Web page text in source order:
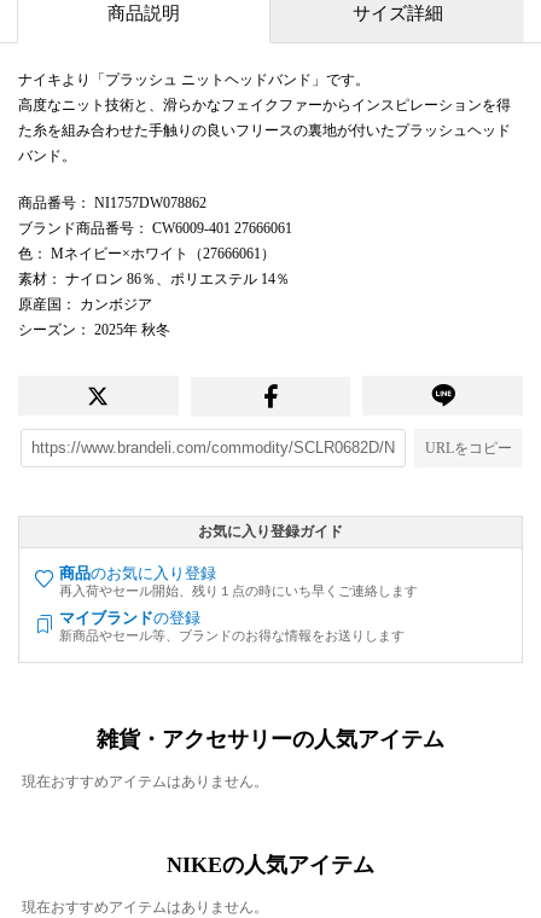
商品説明 サイズ詳細
ナイキより「プラッシュ ニットヘッドバンド」です。
高度なニット技術と、滑らかなフェイクファーからインスピレーションを得
た糸を組み合わせた手触りの良いフリースの裏地が付いたプラッシュヘッド
バンド。
商品番号 ： NI1757DW078862
ブランド商品番号 ： CW6009-401 27666061
色 ： Mネイビー×ホワイト（27666061）
素材 ： ナイロン 86％、ポリエステル 14％
原産国 ： カンボジア
シーズン ： 2025年 秋冬
URLをコピー
お気に入り登録ガイド
商品のお気に入り登録
再入荷やセール開始、残り１点の時にいち早くご連絡します
マイブランドの登録
新商品やセール等、ブランドのお得な情報をお送りします
雑貨・アクセサリーの人気アイテム
現在おすすめアイテムはありません。
NIKEの人気アイテム
現在おすすめアイテムはありません。